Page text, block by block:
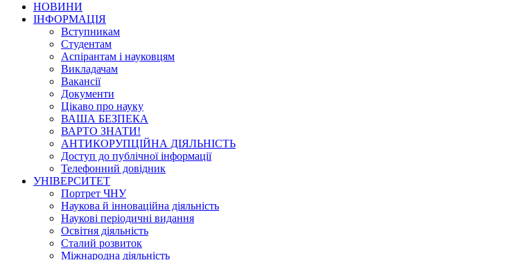
НОВИНИ
ІНФОРМАЦІЯ
Вступникам
Студентам
Аспірантам і науковцям
Викладачам
Вакансії
Документи
Цікаво про науку
ВАША БЕЗПЕКА
ВАРТО ЗНАТИ!
АНТИКОРУПЦІЙНА ДІЯЛЬНІСТЬ
Доступ до публічної інформації
Телефонний довідник
УНІВЕРСИТЕТ
Портрет ЧНУ
Наукова й інноваційна діяльність
Наукові періодичні видання
Освітня діяльність
Сталий розвиток
Міжнародна діяльність